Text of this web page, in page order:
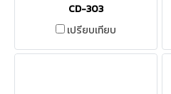
CD-303
เปรียบเทียบ